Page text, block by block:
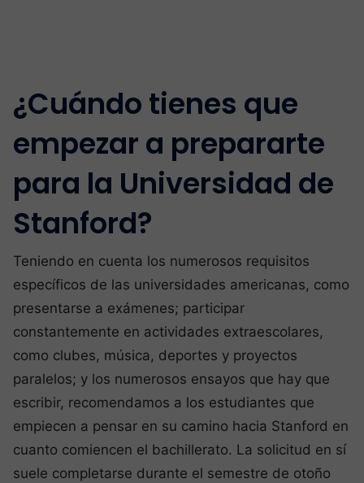
¿Cuándo tienes que
empezar a prepararte
para la Universidad de
Stanford?
Teniendo en cuenta los numerosos requisitos
específicos de las universidades americanas, como
presentarse a exámenes; participar
constantemente en actividades extraescolares,
como clubes, música, deportes y proyectos
paralelos; y los numerosos ensayos que hay que
escribir, recomendamos a los estudiantes que
empiecen a pensar en su camino hacia Stanford en
cuanto comiencen el bachillerato. La solicitud en sí
suele completarse durante el semestre de otoño